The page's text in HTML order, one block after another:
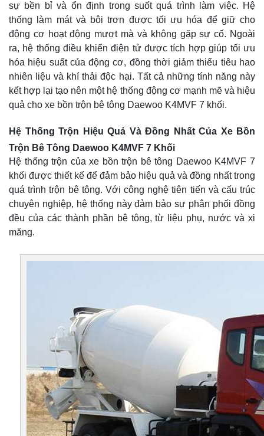
sự bền bỉ và ổn định trong suốt quá trình làm việc. Hệ
thống làm mát và bôi trơn được tối ưu hóa để giữ cho
động cơ hoạt động mượt mà và không gặp sự cố. Ngoài
ra, hệ thống điều khiển điện tử được tích hợp giúp tối ưu
hóa hiệu suất của động cơ, đồng thời giảm thiểu tiêu hao
nhiên liệu và khí thải độc hại. Tất cả những tính năng này
kết hợp lại tạo nên một hệ thống động cơ mạnh mẽ và hiệu
quả cho xe bồn trộn bê tông Daewoo K4MVF 7 khối.
Hệ Thống Trộn Hiệu Quả Và Đồng Nhất Của Xe Bồn
Trộn Bê Tông Daewoo K4MVF 7 Khối
Hệ thống trộn của xe bồn trộn bê tông Daewoo K4MVF 7
khối được thiết kế để đảm bảo hiệu quả và đồng nhất trong
quá trình trộn bê tông. Với công nghệ tiên tiến và cấu trúc
chuyên nghiệp, hệ thống này đảm bảo sự phân phối đồng
đều của các thành phần bê tông, từ liệu phụ, nước và xi
măng.